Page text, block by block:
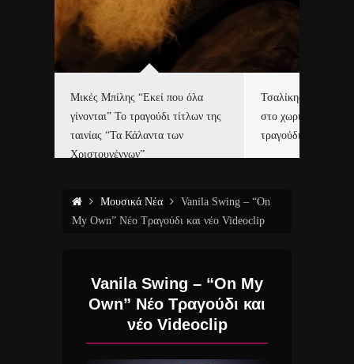
Μικές Μπίλης “Εκεί που όλα
γίνονται” Το τραγούδι τίτλων της
ταινίας “Τα Κάλαντα των
Χριστουγέννων”
Τσαλίκης,
στο χωριό του Άι
τραγούδι και video
Μουσικά Νέα
Vanila Swing – “On
My Own” Νέο Τραγούδι και νέο Videoclip
Vanila Swing – “On My
Own” Νέο Τραγούδι και
νέο Videoclip